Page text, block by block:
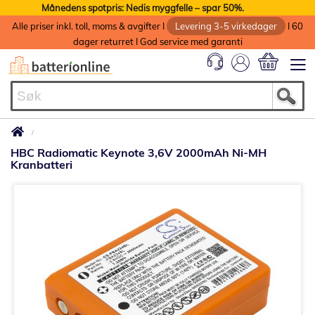
Månedens spotpris: Nedis myggfelle – spar 50%.
Alle priser inkl. toll, moms & avgifter I
Levering 3-5 virkedager
I 60
dager returret I God service med garanti
HBC Radiomatic Keynote 3,6V 2000mAh Ni-MH
Kranbatteri